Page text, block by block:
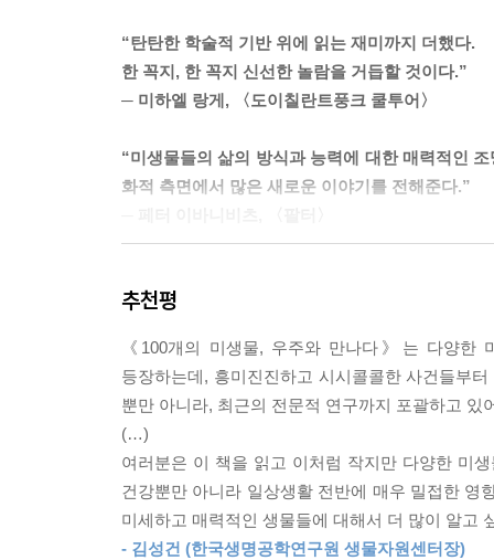
때 곰팡이는 필수 재료다. 이 곰팡이는 바로 맥
한 가지 일을 특히나 잘할 수 있다. 바로 당을 먹
지는 무엇보다 주변 온도, 효모가 사용할 수 있는
---「22 세상에서 가장 사랑받는 곰팡이」중에서
---「32 미국 대통령과 아일랜드 독립을 만든 가짜
미생물의 생존 능력은 여전히 완전히 이해되지 않
의 포자가 오랜 세월 동안 견딜 수 있음도 알고 있
답이 어떻게 나오는지에 따라 환상적인 발견 가능
만 년을 생존할 수 있다면, 소행성 안에 둥지를 틀
간 공간을 뛰어넘을 수 있을지도 모른다.
---「35 은하를 뛰어넘을 불멸의 가능성」중에서
“탄탄한 학술적 기반 위에 읽는 재미까지 더했다.
한 꼭지, 한 꼭지 신선한 놀람을 거듭할 것이다.”
─ 미하엘 랑게, 〈도이칠란트풍크 쿨투어〉
“미생물들의 삶의 방식과 능력에 대한 매력적인
화적 측면에서 많은 새로운 이야기를 전해준다.”
지금 만날 수 있는 가장 최신의 미생물 사전
1683년 네덜란드의 학자 안톤 판 레이우엔훅이
우주와 만나다》에서는 이 작은 세계의 구성원
처음으로 직접 관찰한 미생물 마이크로코쿠스
유명한 미생물이 된 코로나 바이러스(41_예견되
친척의 방문), 미생물학의 역사와 최신 성과를 이
100가지 미생물 이야기를 하나하나 따라가다 보
추천평
《100개의 미생물, 우주와 만나다》는 다양한
등장하는데, 흥미진진하고 시시콜콜한 사건들부
뿐만 아니라, 최근의 전문적 연구까지 포괄하고 있
(…)
여러분은 이 책을 읽고 이처럼 작지만 다양한 미
건강뿐만 아니라 일상생활 전반에 매우 밀접한 영
미세하고 매력적인 생물들에 대해서 더 많이 알고
- 김성건 (한국생명공학연구원 생물자원센터장)